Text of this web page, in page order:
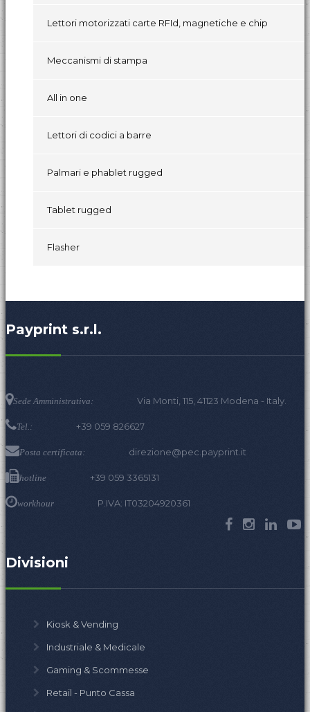
Lettori motorizzati carte RFId, magnetiche e chip
Meccanismi di stampa
All in one
Lettori di codici a barre
Palmari e phablet rugged
Tablet rugged
Flasher
Payprint s.r.l.
Sede Amministrativa: Via Monti, 115, 41123 Modena - Italy.
Tel.: +39 059 826627
Posta certificata: direzione@pec.payprint.it
hotline +39 059 3365131
workhour P.IVA: IT03204920361
Divisioni
Kiosk & Vending
Industriale & Medicale
Gaming & Scommesse
Retail - Punto Cassa